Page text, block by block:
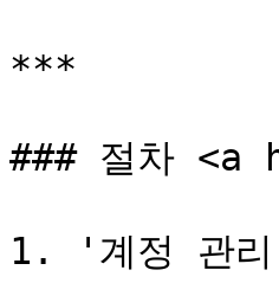
***
### 절차 <a
1. '계정 관